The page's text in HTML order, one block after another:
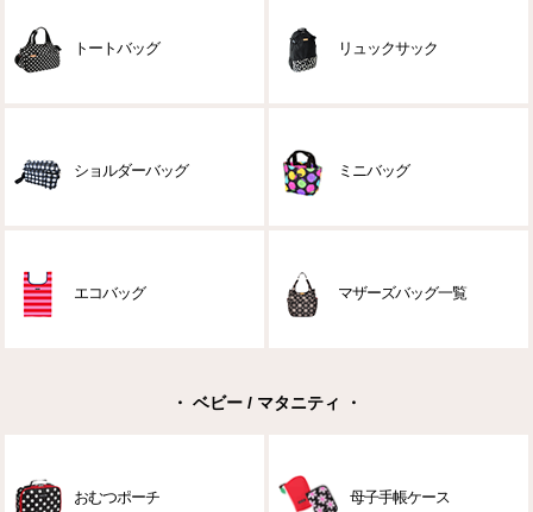
トートバッグ リュックサック
ショルダーバッグ ミニバッグ
エコバッグ マザーズバッグ一覧
・ ベビー / マタニティ ・
おむつポーチ 母子手帳ケース